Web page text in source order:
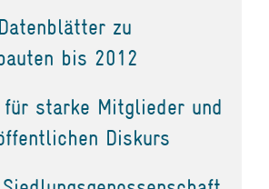
zu
bis 2012
für starke Mitglieder und
Diskurs